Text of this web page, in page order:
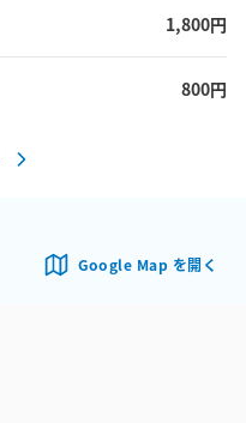
1,800円
800円
Google Map を開く